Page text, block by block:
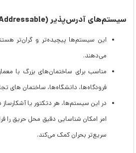
سیستم‌های آدرس‌پذیر (Addressable)
این سیستم‌ها پیچیده‌تر و گران‌تر
می‌دهند.
مناسب برای ساختمان‌های بزرگ با
فرودگاه‌ها، دانشگاه‌ها، ساختمان های
در این سیستم‌ها، هر دتکتور یا
امر امکان شناسایی دقیق محل حریق را
سریع‌تر بحران کمک می‌کند.